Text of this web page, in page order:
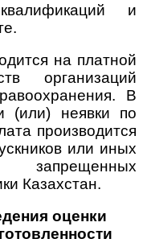
и
на платной
организаций
В
(или) неявки по
производится
или иных
Казахстан.
оценки